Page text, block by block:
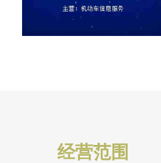
经营范围